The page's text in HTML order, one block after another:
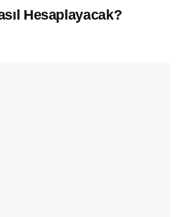
Hesaplayacak?